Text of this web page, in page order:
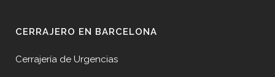
CERRAJERO EN BARCELONA
Cerrajería de Urgencias